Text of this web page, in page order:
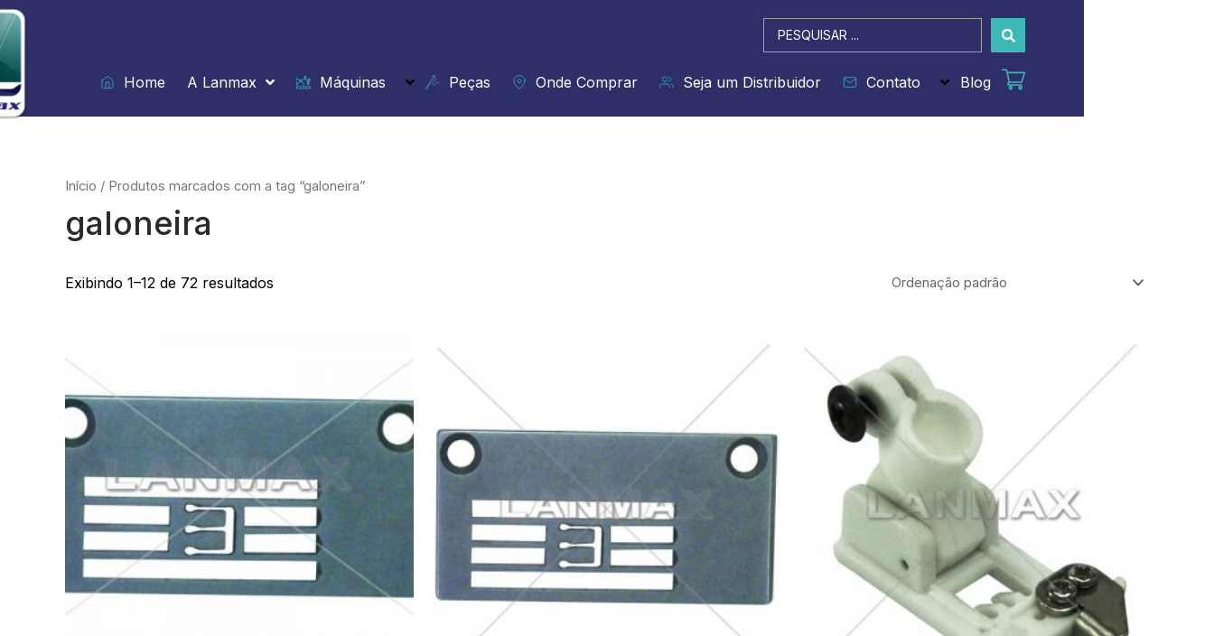
Ir
para
o
conteúdo
Pesquisar
...
Home
A Lanmax Máquinas Peças Onde Comprar Seja um Distribuidor Contato Blog
Início / Produtos marcados com a tag “galoneira”
galoneira
Exibindo 1–12 de 72 resultados